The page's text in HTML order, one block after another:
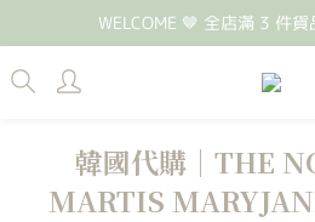
WELCOME 🤎 全店滿 3 件貨
韓國代購｜THE
MARTIS